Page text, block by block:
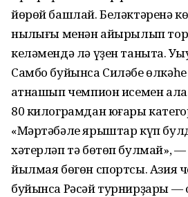
йөрөй башлай. Беләктәренә
ныҡлығы менән айырылып
келәмендә лә үҙен таныта.
Самбо буйынса Силәбе
ҡатнашып чемпион исемен
80 килограмдан юғары
«Мәртәбәле ярыштар күп
хәтерләп тә бөтөп булмай», —
йылмая бөгөн спортсы. Азия
буйынса Рәсәй турнирҙары